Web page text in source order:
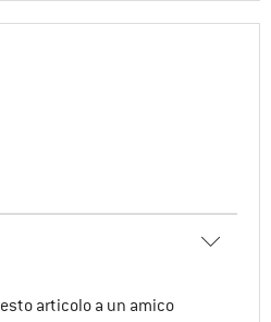
articolo a un amico